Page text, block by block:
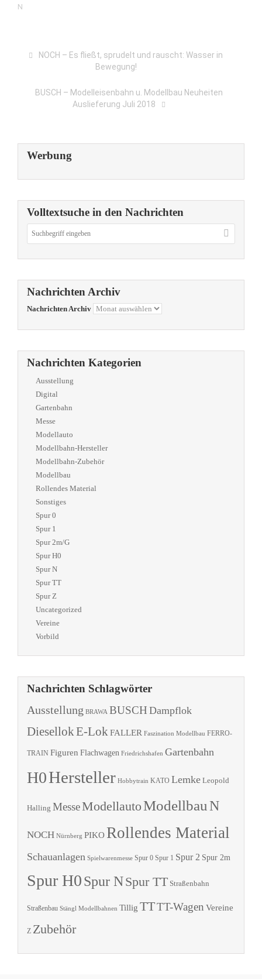
N
NOCH – Es fließt, sprudelt und rauscht: Wasser in
Bewegung!
BUSCH – Modelleisenbahn u. Modellbau Neuheiten
Auslieferung Juli 2018
Werbung
Volltextsuche in den Nachrichten
Nachrichten Archiv
Nachrichten Archiv
Nachrichten Kategorien
Ausstellung
Digital
Gartenbahn
Messe
Modellauto
Modellbahn-Hersteller
Modellbahn-Zubehör
Modellbau
Rollendes Material
Sonstiges
Spur 0
Spur 1
Spur 2m/G
Spur H0
Spur N
Spur TT
Spur Z
Uncategorized
Vereine
Vorbild
Nachrichten Schlagwörter
Ausstellung BRAWA BUSCH Dampflok
DiesellokE-LokFALLER Faszination Modellbau FERRO-
TRAIN Figuren Flachwagen Friedrichshafen Gartenbahn
H0Hersteller Hobbytrain KATO Lemke Leopold
Halling MesseModellautoModellbauN
NOCH Nürnberg PIKO Rollendes Material
Schauanlagen Spielwarenmesse Spur 0 Spur 1 Spur 2 Spur 2m
Spur H0Spur NSpur TT Straßenbahn
Straßenbau Stängl Modellbahnen Tillig TTTT-Wagen Vereine
Z Zubehör